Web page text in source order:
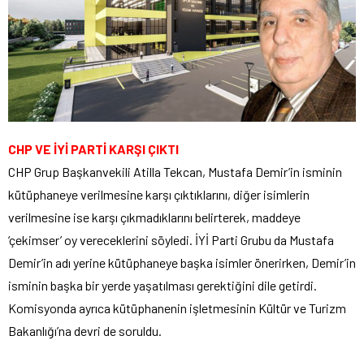
CHP VE İYİ PARTİ KARŞI ÇIKTI
CHP Grup Başkanvekili Atilla Tekcan, Mustafa Demir’in isminin
kütüphaneye verilmesine karşı çıktıklarını, diğer isimlerin
verilmesine ise karşı çıkmadıklarını belirterek, maddeye
‘çekimser’ oy vereceklerini söyledi. İYİ Parti Grubu da Mustafa
Demir’in adı yerine kütüphaneye başka isimler önerirken, Demir’in
isminin başka bir yerde yaşatılması gerektiğini dile getirdi.
Komisyonda ayrıca kütüphanenin işletmesinin Kültür ve Turizm
Bakanlığı’na devri de soruldu.